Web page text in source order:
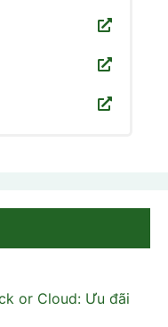
or Cloud: Ưu đãi